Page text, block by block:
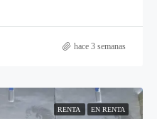
hace 3 semanas
RENTA EN RENTA